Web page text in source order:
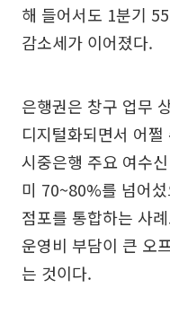
해 들어서도 1분기
감소세가 이어졌다.
은행권은 창구 업무
디지털화되면서 어
시중은행 주요 여수
미 70~80%를 넘어
점포를 통합하는 사
운영비 부담이 큰 오
는 것이다.